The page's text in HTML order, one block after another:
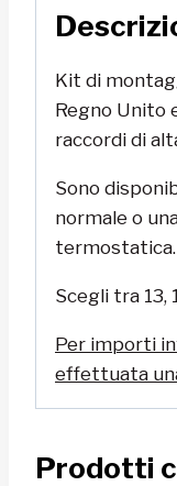
Kit di
Regno Unito
raccordi di
Sono
normale o
termostatica.
Scegli tra 13,
Per importi
effettuata
Prodotti